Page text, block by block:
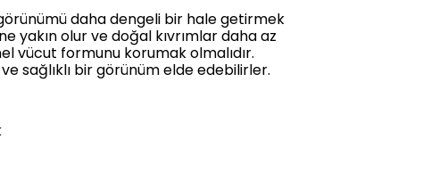
daha dengeli bir hale getirmek
yakın olur ve doğal kıvrımlar daha az
vücut formunu korumak olmalıdır.
sağlıklı bir görünüm elde edebilirler.